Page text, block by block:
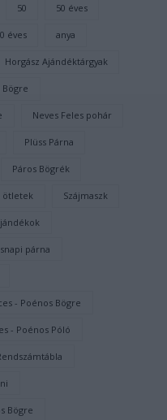
50 50 éves
éves anya
Horgász Ajándéktárgyak
Neves Feles pohár
Plüss Párna
Páros Bögrék
ötletek Szájmaszk
párna
- Poénos Bögre
- Poénos Póló
Bögre